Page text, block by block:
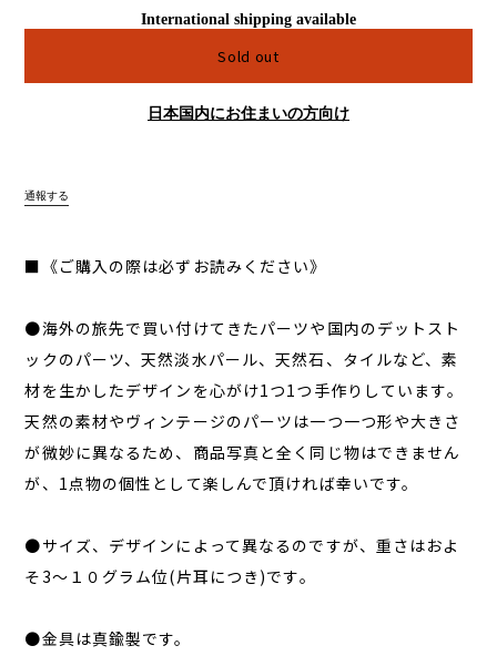
International shipping available
Sold out
日本国内にお住まいの方向け
通報する
■《ご購入の際は必ずお読みください》
●海外の旅先で買い付けてきたパーツや国内のデットスト
ックのパーツ、天然淡水パール、天然石、タイルなど、素
材を生かしたデザインを心がけ1つ1つ手作りしています。
天然の素材やヴィンテージのパーツは一つ一つ形や大きさ
が微妙に異なるため、商品写真と全く同じ物はできません
が、1点物の個性として楽しんで頂ければ幸いです。
●サイズ、デザインによって異なるのですが、重さはおよ
そ3～１０グラム位(片耳につき)です。
●金具は真鍮製です。